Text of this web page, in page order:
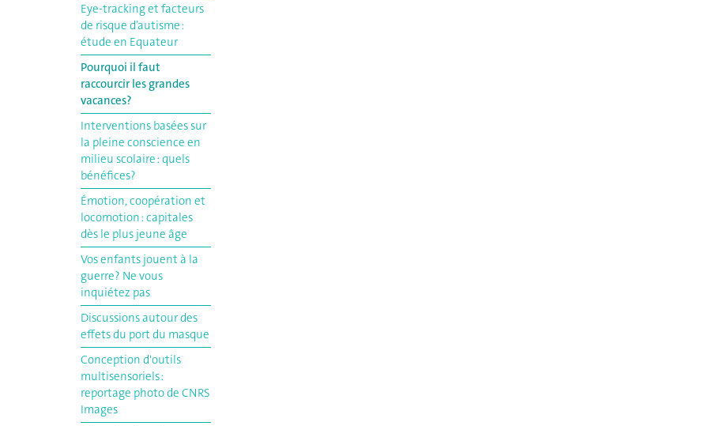
Eye-tracking et facteurs
de risque d’autisme :
étude en Equateur
Pourquoi il faut
raccourcir les grandes
vacances?
Interventions basées sur
la pleine conscience en
milieu scolaire : quels
bénéfices?
Émotion, coopération et
locomotion : capitales
dès le plus jeune âge
Vos enfants jouent à la
guerre? Ne vous
inquiétez pas
Discussions autour des
effets du port du masque
Conception d'outils
multisensoriels :
reportage photo de CNRS
Images